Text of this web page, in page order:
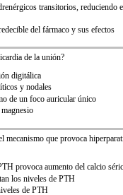
transitorios, reduciendo
del fármaco y sus efectos
de la unión?
digitálica
y nodales
de un foco auricular único
mecanismo que provoca
provoca aumento del calcio
los niveles de PTH
de PTH